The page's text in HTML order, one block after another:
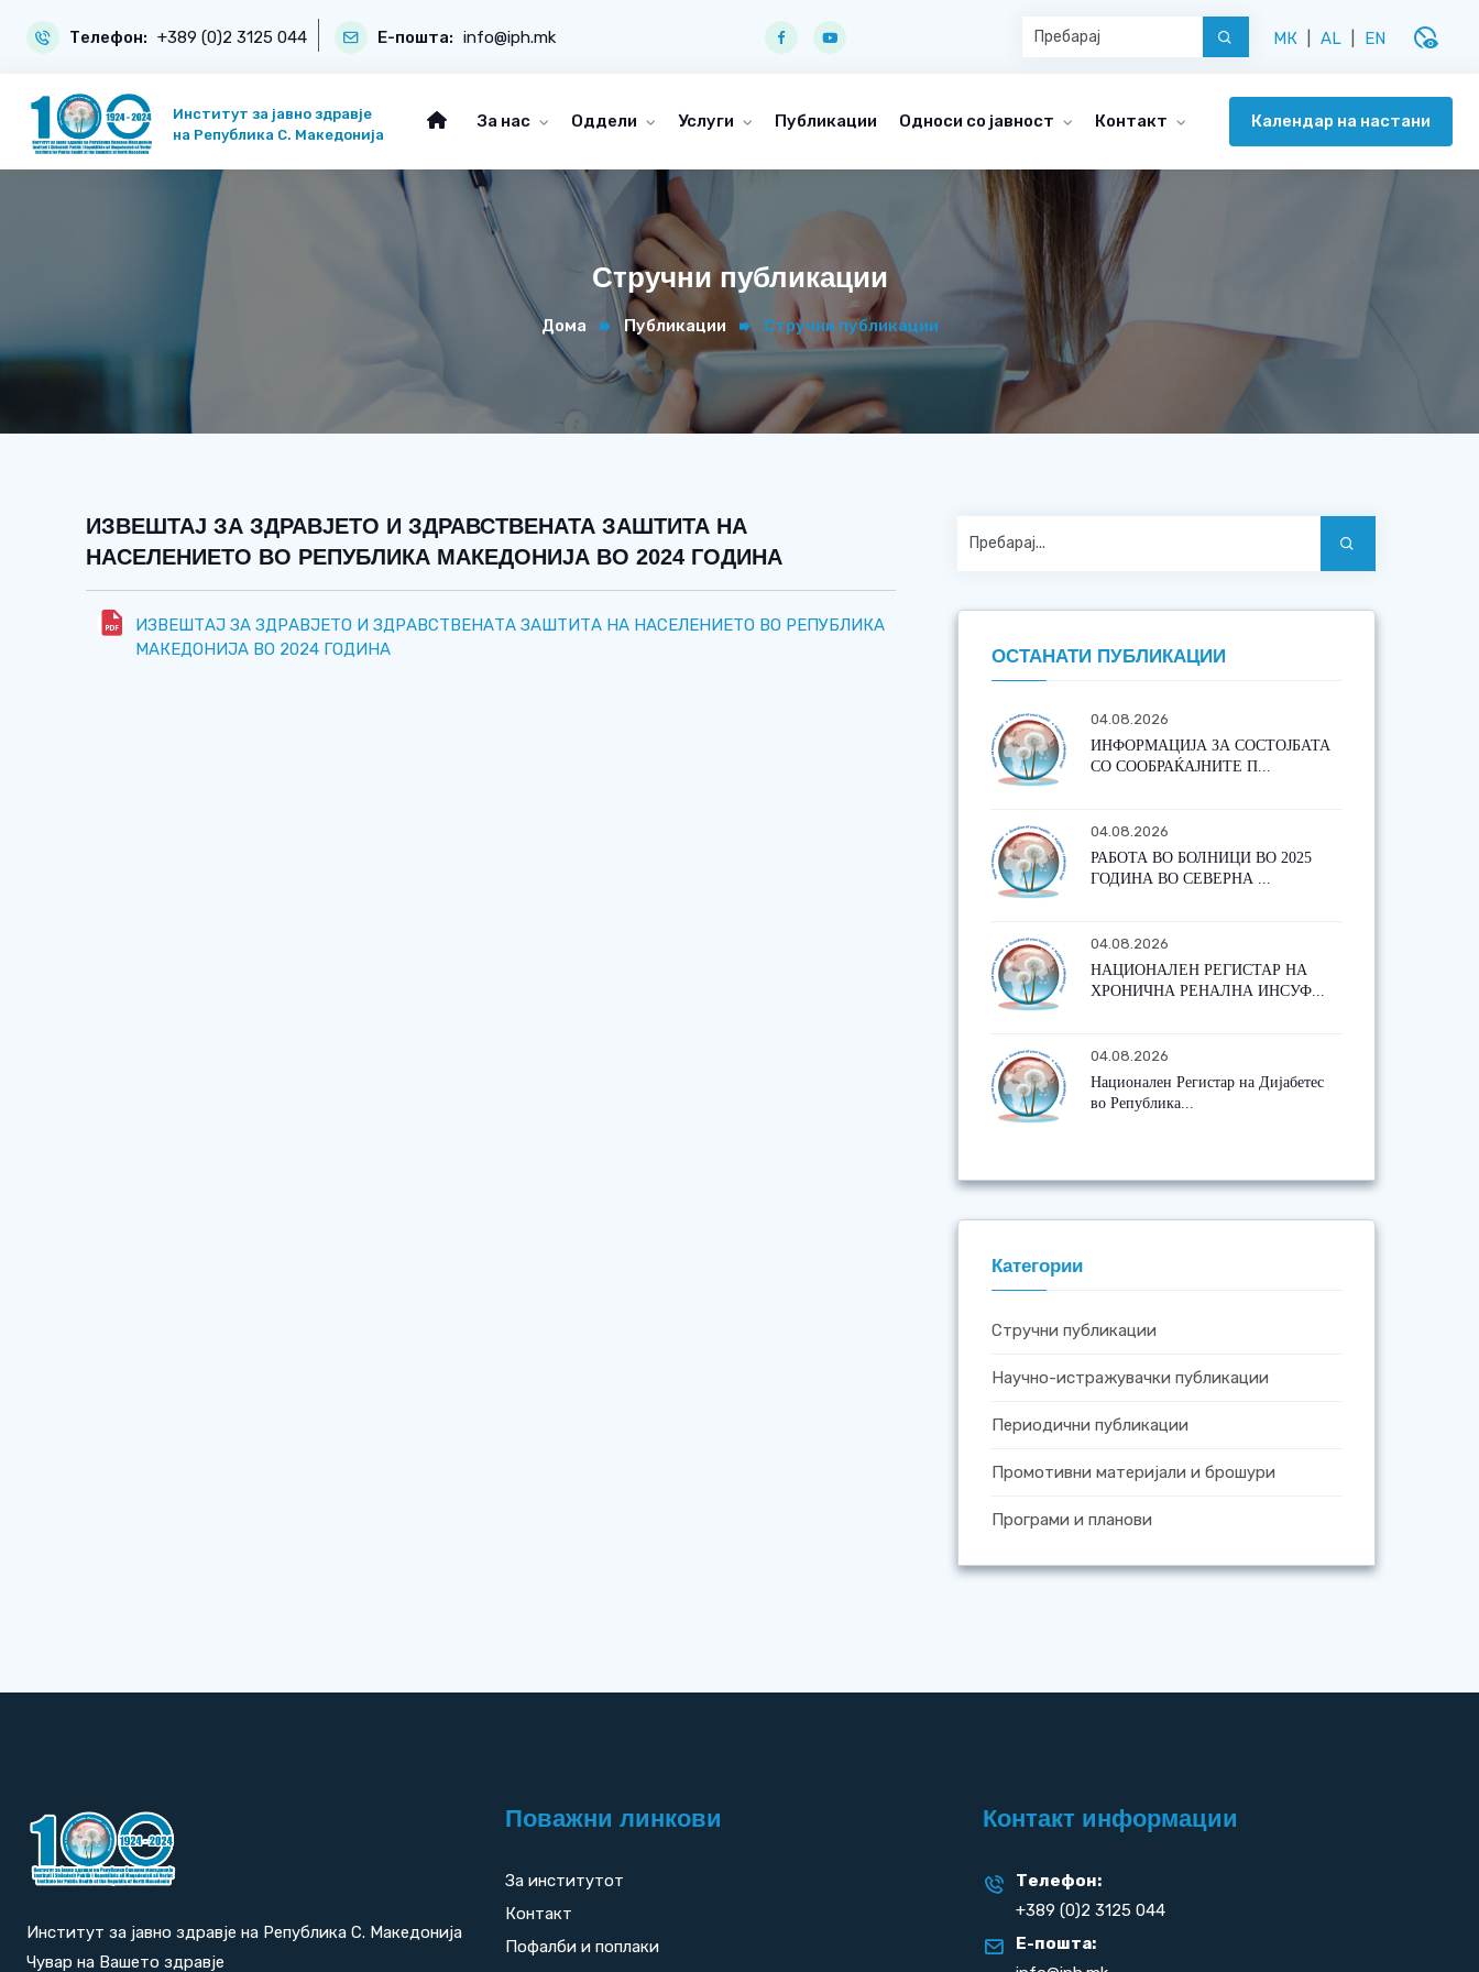
Телефон: +389 (0)2 3125 044 Е-пошта: info@iph.mk МК AL EN disabled_visible
Институт за јавно здравје
на Република С. Македонија
За нас Оддели Услуги Публикации Односи со јавност Контакт Календар на настани
Стручни публикации
Дома Публикации Стручни публикации
ИЗВЕШТАЈ ЗА ЗДРАВЈЕТО И ЗДРАВСТВЕНАТА ЗАШТИТА НА
НАСЕЛЕНИЕТО ВО РЕПУБЛИКА МАКЕДОНИЈА ВО 2024 ГОДИНА
ИЗВЕШТАЈ ЗА ЗДРАВЈЕТО И ЗДРАВСТВЕНАТА ЗАШТИТА НА НАСЕЛЕНИЕТО ВО РЕПУБЛИКА
МАКЕДОНИЈА ВО 2024 ГОДИНА
ОСТАНАТИ ПУБЛИКАЦИИ
04.08.2026
ИНФОРМАЦИЈА ЗА СОСТОЈБАТА
СО СООБРАЌАЈНИТЕ П...
04.08.2026
РАБОТА ВО БОЛНИЦИ ВО 2025
ГОДИНА ВО СЕВЕРНА ...
04.08.2026
НАЦИОНАЛЕН РЕГИСТАР НА
ХРОНИЧНА РЕНАЛНА ИНСУФ...
04.08.2026
Национален Регистар на Дијабетес
во Република...
Категории
Стручни публикации
Научно-истражувачки публикации
Периодични публикации
Промотивни материјали и брошури
Програми и планови
Институт за јавно здравје на Република С. Македонија
Чувар на Вашето здравје
Поважни линкови
За институтот
Контакт
Пофалби и поплаки
Контакт информации
Телефон:
+389 (0)2 3125 044
Е-пошта: